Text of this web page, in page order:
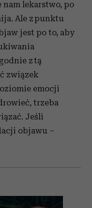
nam lekarstwo, po
Ale z punktu
jest po to, aby
z tą
związek
emocji
trzeba
Jeśli
objawu –